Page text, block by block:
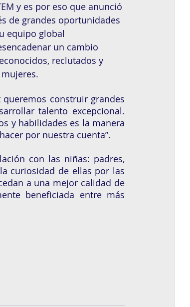
y es por eso que anunció
de grandes oportunidades
equipo global
un cambio
reclutados y
construir grandes
talento excepcional.
y habilidades es la manera
por nuestra cuenta”.
con las niñas: padres,
curiosidad de ellas por las
a una mejor calidad de
beneficiada entre más